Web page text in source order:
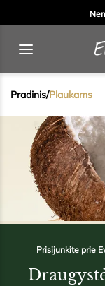
Pradinis/Plaukams
Prisijunkite prie